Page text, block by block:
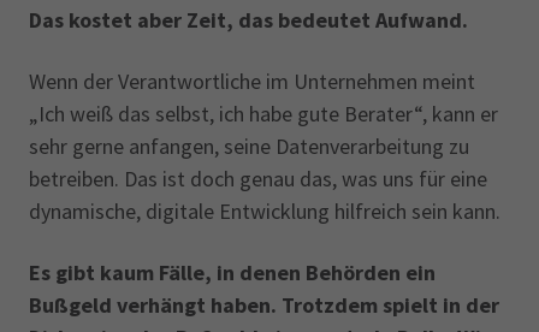
Das kostet aber Zeit, das bedeutet Aufwand.
Wenn der Verantwortliche im Unternehmen meint
„Ich weiß das selbst, ich habe gute Berater“, kann er
sehr gerne anfangen, seine Datenverarbeitung zu
betreiben. Das ist doch genau das, was uns für eine
dynamische, digitale Entwicklung hilfreich sein kann.
Es gibt kaum Fälle, in denen Behörden ein
Bußgeld verhängt haben. Trotzdem spielt in der